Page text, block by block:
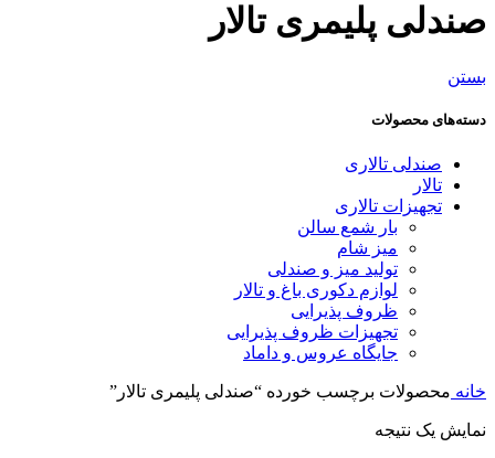
صندلی پلیمری تالار
بستن
دسته‌های محصولات
صندلی تالاری
تالار
تجهیزات تالاری
بار شمع سالن
میز شام
تولید میز و صندلی
لوازم دکوری باغ و تالار
ظروف پذیرایی
تجهیزات ظروف پذیرایی
جایگاه عروس و داماد
خانه محصولات برچسب خورده “صندلی پلیمری تالار”
نمایش یک نتیجه